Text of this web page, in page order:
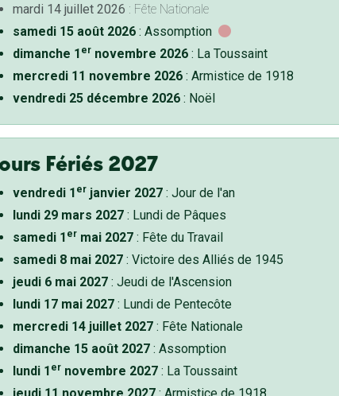
mardi 14 juillet 2026 : Fête Nationale
samedi 15 août 2026: Assomption
dimanche 1 ernovembre 2026: La Toussaint
mercredi 11 novembre 2026: Armistice de 1918
vendredi 25 décembre 2026: Noël
Fériés 2027
vendredi 1 erjanvier 2027: Jour de l'an
lundi 29 mars 2027: Lundi de Pâques
samedi 1 ermai 2027: Fête du Travail
samedi 8 mai 2027: Victoire des Alliés de 1945
jeudi 6 mai 2027: Jeudi de l'Ascension
lundi 17 mai 2027: Lundi de Pentecôte
mercredi 14 juillet 2027: Fête Nationale
dimanche 15 août 2027: Assomption
lundi 1 ernovembre 2027: La Toussaint
jeudi 11 novembre 2027: Armistice de 1918